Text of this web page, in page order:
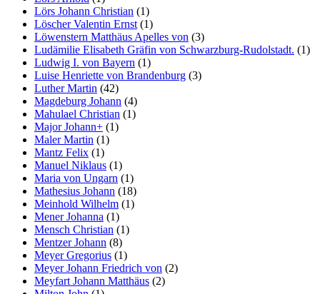
Lörs Johann Christian (1)
Löscher Valentin Ernst (1)
Löwenstern Matthäus Apelles von (3)
Ludämilie Elisabeth Gräfin von Schwarzburg-Rudolstadt. (1)
Ludwig I. von Bayern (1)
Luise Henriette von Brandenburg (3)
Luther Martin (42)
Magdeburg Johann (4)
Mahulael Christian (1)
Major Johann+ (1)
Maler Martin (1)
Mantz Felix (1)
Manuel Niklaus (1)
Maria von Ungarn (1)
Mathesius Johann (18)
Meinhold Wilhelm (1)
Mener Johanna (1)
Mensch Christian (1)
Mentzer Johann (8)
Meyer Gregorius (1)
Meyer Johann Friedrich von (2)
Meyfart Johann Matthäus (2)